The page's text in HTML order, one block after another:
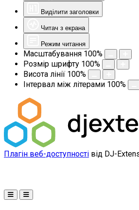
Виділити заголовки
Читач з екрана
Режим читання
Масштабування 100%
Розмір шрифту 100%
Висота лінії 100%
Інтервал між літерами 100%
Плагін веб-доступності від DJ-